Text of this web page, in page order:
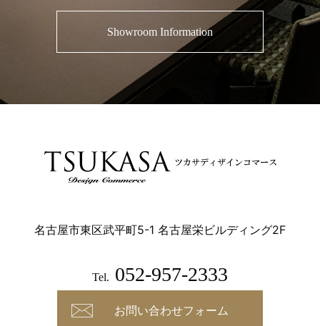
Showroom Information
名古屋市東区武平町5-1 名古屋栄ビルディング2F
Tel. 052-957-2333
お問い合わせフォーム